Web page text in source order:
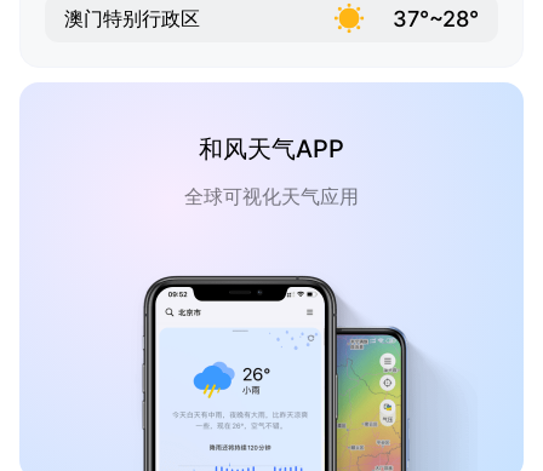
澳门特别行政区 37°~28°
和风天气APP
全球可视化天气应用